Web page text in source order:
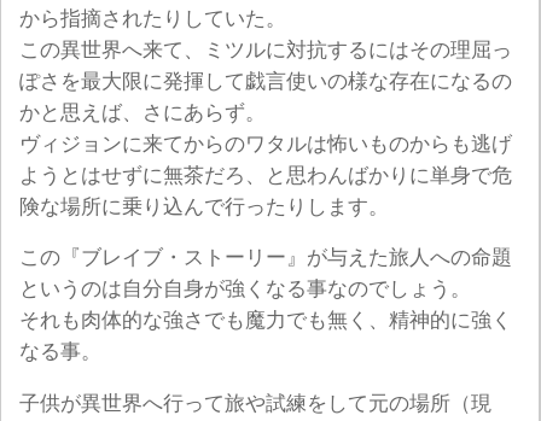
から指摘されたりしていた。
この異世界へ来て、ミツルに対抗するにはその理屈っ
ぽさを最大限に発揮して戯言使いの様な存在になるの
かと思えば、さにあらず。
ヴィジョンに来てからのワタルは怖いものからも逃げ
ようとはせずに無茶だろ、と思わんばかりに単身で危
険な場所に乗り込んで行ったりします。
この『ブレイブ・ストーリー』が与えた旅人への命題
というのは自分自身が強くなる事なのでしょう。
それも肉体的な強さでも魔力でも無く、精神的に強く
なる事。
子供が異世界へ行って旅や試練をして元の場所（現